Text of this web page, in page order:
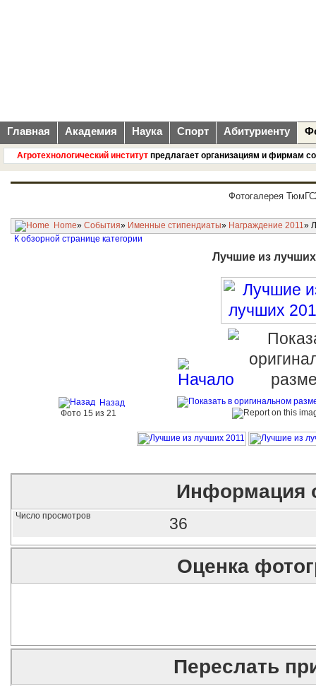
Главная Академия Наука Спорт Абитуриенту
Агротехнологический институтпредлагает организациям и фирмам
Фотогалерея
Home» События» Именные стипендиаты» Награждение 2011»
К обзорной странице категории
Лучшие из лучших
Назад
Фото 15 из 21
Информация
Число просмотров 36
Оценка
Переслать